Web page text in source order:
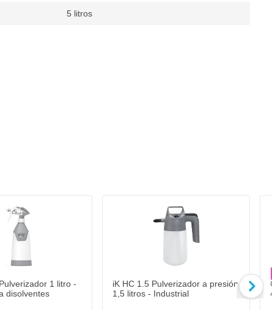
5 litros
1 litro -
disolventes
iK HC 1.5 Pulverizador a presión
1,5 litros - Industrial